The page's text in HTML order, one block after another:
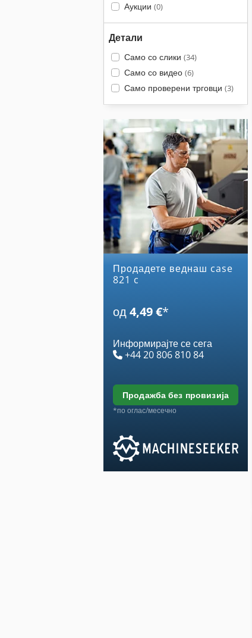
Аукции (0)
Детали
Само со слики (34)
Само со видео (6)
Само проверени трговци (3)
Продадете веднаш case
821 c
од4,49 €*
Информирајте се сега
+44 20 806 810 84
продажба без провизија
*по оглас/месечно